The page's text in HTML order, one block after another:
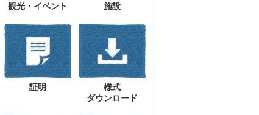
観光・イベント 施設
証明
様式
ダウンロード